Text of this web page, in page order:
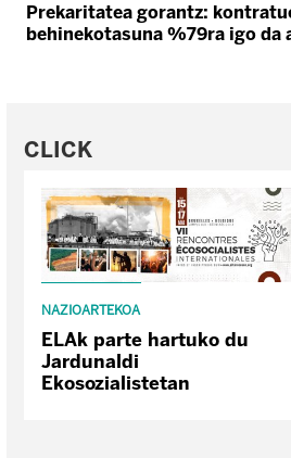
Prekaritatea gorantz:
behinekotasuna %79ra igo da
CLICK
NAZIOARTEKOA
ELAk parte hartuko du
Jardunaldi
Ekosozialistetan